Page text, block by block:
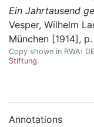
Ein Jahrtausend
Vesper, Wilhelm
München [1914] ,
Copy shown in RWA:
Stiftung.
Annotations